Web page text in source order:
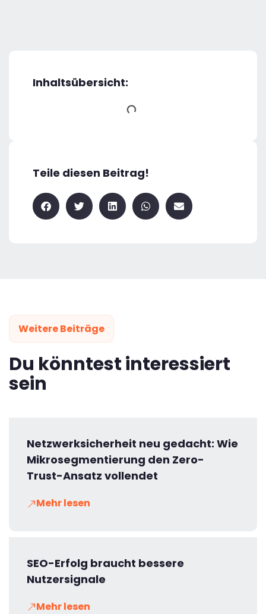
Inhaltsübersicht:
Teile diesen Beitrag!
Weitere Beiträge
Du könntest interessiert
sein
Netzwerksicherheit neu gedacht: Wie
Mikrosegmentierung den Zero-
Trust-Ansatz vollendet
Mehr lesen
SEO-Erfolg braucht bessere
Nutzersignale
Mehr lesen